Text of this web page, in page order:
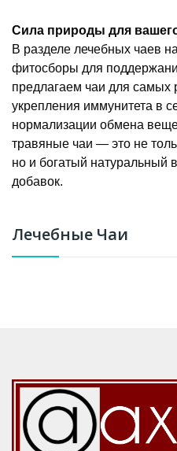
Лечебные Чаи
Сила природы для
В разделе лечебных чаев
фитосборы для
предлагаем чаи для самых
укрепления иммунитета в
нормализации обмена
травяные чаи — это не
но и богатый натуральный
добавок.